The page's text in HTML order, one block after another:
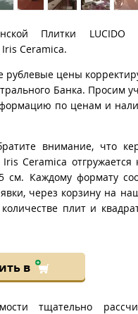
Плитки LUCIDO
Ceramica.
цены
Банка. Просим
по ценам и
внимание, что
Ceramica отгружается
см. Каждому формату
через корзину на
плит и
в
тщательно